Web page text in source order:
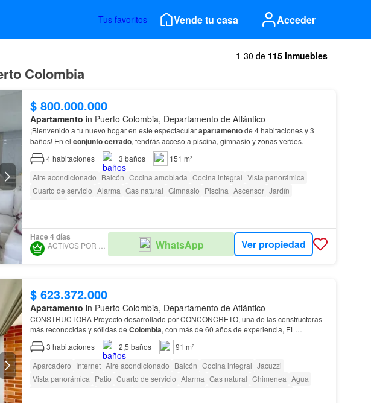
Tus favoritos Vende tu casa Acceder
1-30 de 115 inmuebles
Colombia
$ 800.000.000
Apartamento in Puerto Colombia, Departamento de Atlántico
¡Bienvenido a tu nuevo hogar en este espectacularapartamentode 4 habitaciones y 3
baños! En el conjunto cerrado, tendrás acceso a piscina, gimnasio y zonas verdes.
4habitaciones 3 baños
151 m²
Aire acondicionado Balcón Cocina amoblada Cocina integral Vista panorámica
Cuarto de servicio Alarma Gas natural Gimnasio Piscina Ascensor Jardín
Hace 4 días
ACTIVOS POR COLOMBIA WhatsApp Ver propiedad
$ 623.372.000
Apartamento in Puerto Colombia, Departamento de Atlántico
CONSTRUCTORA Proyecto desarrollado por CONCONCRETO, una de las constructoras
más reconocidas y sólidas de Colombia, con más de 60 años de experiencia, EL
PROYECTO
Conjunto residencial conformado por dos torres de 80 apartam…
3 habitaciones 2,5 baños
91 m²
Aparcadero Internet Aire acondicionado Balcón Cocina integral Jacuzzi
Vista panorámica Patio Cuarto de servicio Alarma Gas natural Chimenea Agua